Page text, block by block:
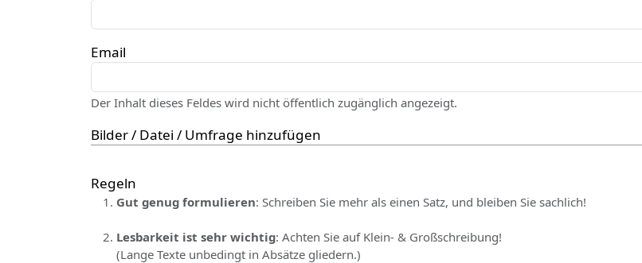
Email
Der Inhalt dieses Feldes wird nicht öffentlich zugänglich angezeigt.
Bilder / Datei / Umfrage hinzufügen
Regeln
Gut genug formulieren: Schreiben Sie mehr als einen Satz, und bleiben Sie sachlich!
Lesbarkeit ist sehr wichtig: Achten Sie auf Klein- & Großschreibung!
(Lange Texte unbedingt in Absätze gliedern.)